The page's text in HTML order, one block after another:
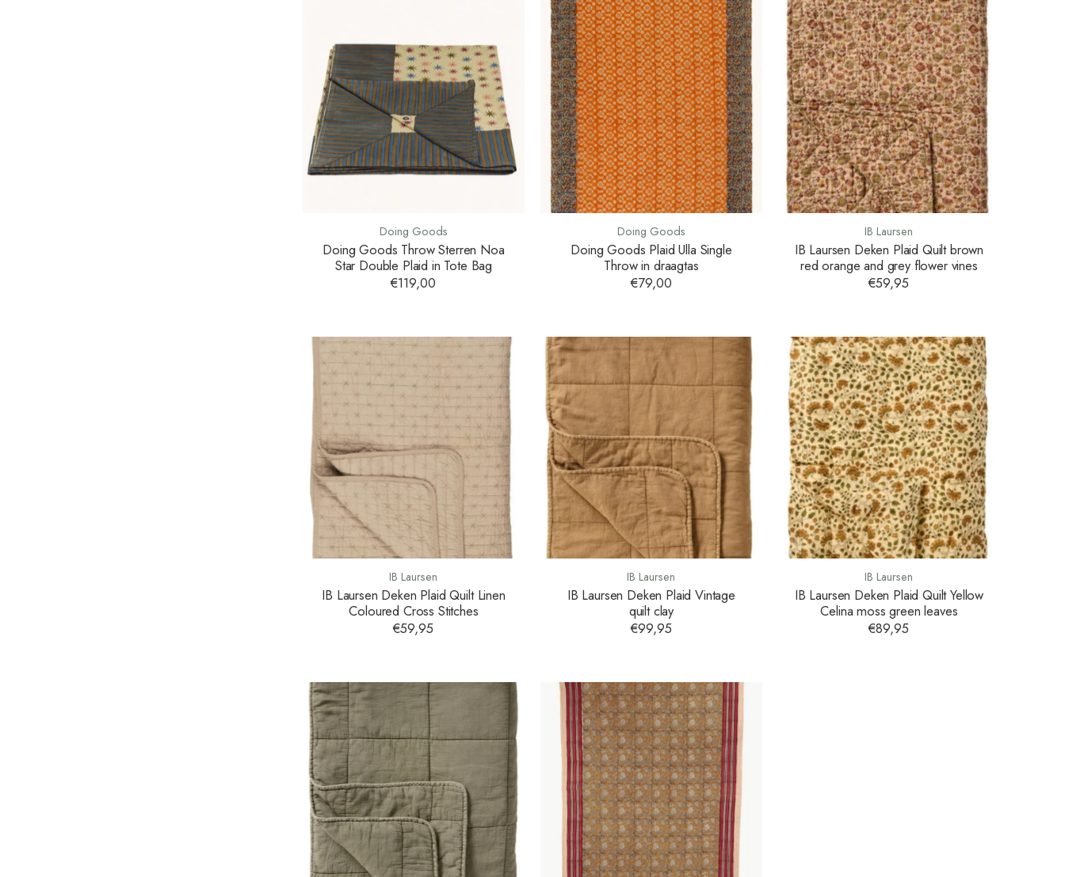
Doing Goods
Doing Goods Throw Sterren Noa
Star Double Plaid in Tote Bag
€119,00
Doing Goods
Doing Goods Plaid Ulla Single
Throw in draagtas
€79,00
IB Laursen
IB Laursen Deken Plaid Quilt brown
red orange and grey flower vines
€59,95
IB Laursen
IB Laursen Deken Plaid Quilt Linen
Coloured Cross Stitches
€59,95
IB Laursen
IB Laursen Deken Plaid Vintage
quilt clay
€99,95
IB Laursen
IB Laursen Deken Plaid Quilt Yellow
Celina moss green leaves
€89,95